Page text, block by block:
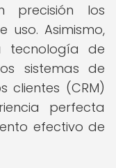
precisión los
uso. Asimismo,
tecnología de
sistemas de
clientes (CRM)
perfecta
efectivo de